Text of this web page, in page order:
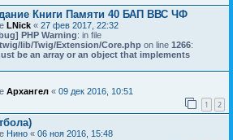
Книги Памяти 40 БАП ВВС ЧФ
LNick « 27 фев 2017, 22:32
PHP Warning: in file
lib/Twig/Extension/Core.php on line 1266:
be an array or an object that implements
Архангел « 09 дек 2016, 10:51
1 2
Нино « 06 ноя 2016, 15:48